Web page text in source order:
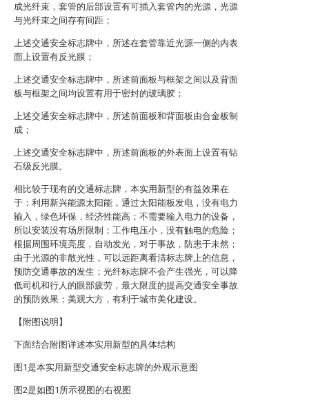
成光纤束，套管的后部设置有可插入套管内的光源，光源
与光纤束之间存有间距；
上述交通安全标志牌中，所述在套管靠近光源一侧的内表
面上设置有反光膜；
上述交通安全标志牌中，所述前面板与框架之间以及背面
板与框架之间均设置有用于密封的玻璃胶；
上述交通安全标志牌中，所述前面板和背面板由合金板制
成；
上述交通安全标志牌中，所述前面板的外表面上设置有钻
石级反光膜。
相比较于现有的交通标志牌，本实用新型的有益效果在
于：利用新兴能源太阳能，通过太阳能板发电，没有电力
输入，绿色环保，经济性能高；不需要输入电力的设备，
所以安装没有场所限制；工作电压小，没有触电的危险；
根据周围环境亮度，自动发光，对于事故，防患于未然；
由于光源的非散光性，可以远距离看清标志牌上的信息，
预防交通事故的发生；光纤标志牌不会产生强光，可以降
低司机和行人的眼部疲劳，最大限度的提高交通安全事故
的预防效果；美观大方，有利于城市美化建设。
【附图说明】
下面结合附图详述本实用新型的具体结构
图1是本实用新型交通安全标志牌的外观示意图
图2是如图1所示视图的右视图